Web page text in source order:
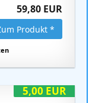
59,80 EUR
Produkt *
5,00 EUR